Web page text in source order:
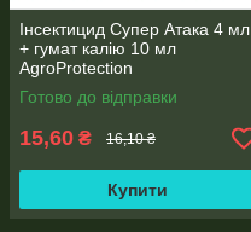
Інсектицид Супер Атака 4 мл
+ гумат калію 10 мл
AgroProtection
Готово до відправки
15,60 ₴ 16,10 ₴
Купити